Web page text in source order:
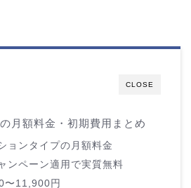
CLOSE
月額料金・初期費用まとめ
ョンタイプの月額料金
ンペーン適用で実質無料
〜11,900円